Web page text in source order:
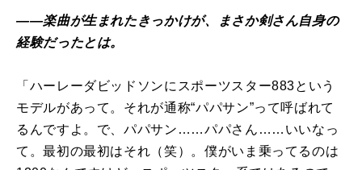
――楽曲が生まれたきっかけが、まさか剣さん自身の
経験だったとは。
「ハーレーダビッドソンにスポーツスター883という
モデルがあって。それが通称“パパサン”って呼ばれて
るんですよ。で、パパサン……パパさん……いいなっ
て。最初の最初はそれ（笑）。僕がいま乗ってるのは